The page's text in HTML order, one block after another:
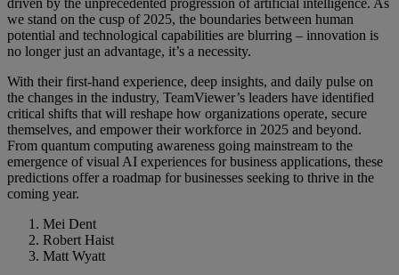
driven by the unprecedented progression of artificial intelligence. As
we stand on the cusp of 2025, the boundaries between human
potential and technological capabilities are blurring – innovation is
no longer just an advantage, it’s a necessity.
With their first-hand experience, deep insights, and daily pulse on
the changes in the industry, TeamViewer’s leaders have identified
critical shifts that will reshape how organizations operate, secure
themselves, and empower their workforce in 2025 and beyond.
From quantum computing awareness going mainstream to the
emergence of visual AI experiences for business applications, these
predictions offer a roadmap for businesses seeking to thrive in the
coming year.
Mei Dent
Robert Haist
Matt Wyatt